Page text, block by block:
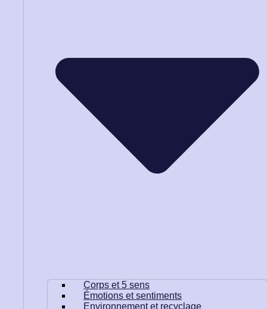
Corps et 5 sens
Émotions et sentiments
Environnement et recyclage